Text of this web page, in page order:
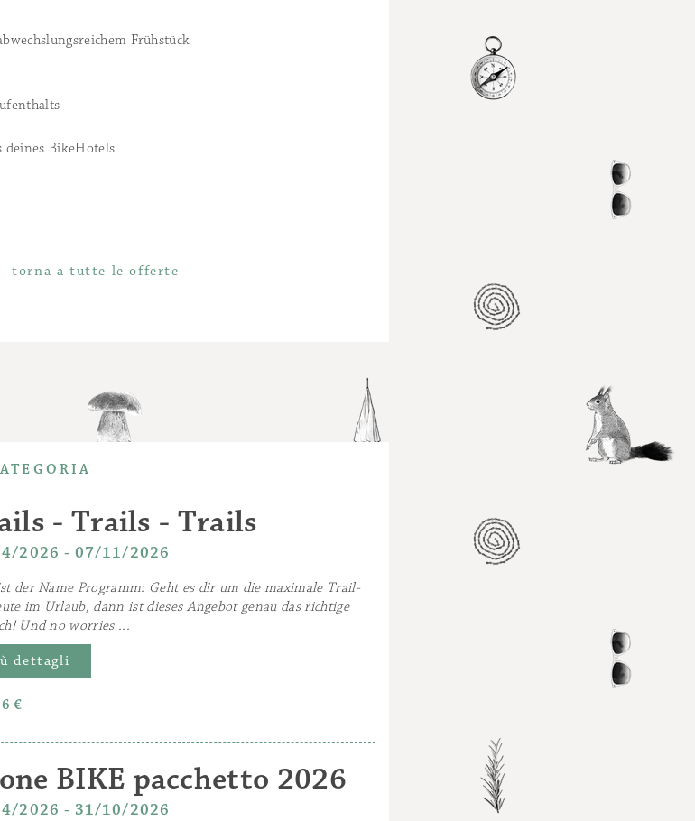
Frühstück
deines BikeHotels
torna a tutte le offerte
- Trails - Trails
2026 - 07/11/2026
der Name Programm: Geht es dir um die maximale Trail-
im Urlaub, dann ist dieses Angebot genau das richtige
Und no worries ...
dettagli
€
BIKE pacchetto 2026
2026 - 31/10/2026